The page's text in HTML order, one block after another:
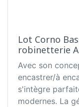
Lot Corno
robinetterie
Avec son
encastrer/à
s'intègre
modernes. La